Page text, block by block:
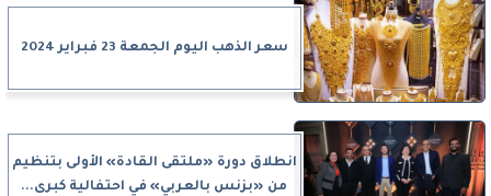
سعر الذهب اليوم الجمعة 23 فبراير 2024
انطلاق دورة «ملتقى القادة» الأولى بتنظيم
من «بزنس بالعربي» في احتفالية كبرى...